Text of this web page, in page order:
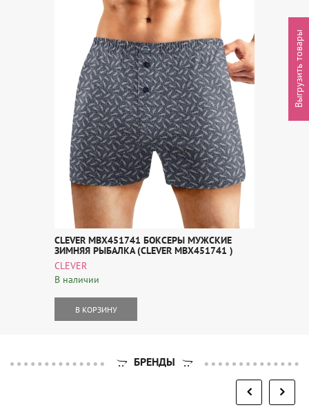
CLEVER MBX451741 БОКСЕРЫ МУЖСКИЕ
ЗИМНЯЯ РЫБАЛКА (CLEVER MBX451741 )
CLEVER
В наличии
В КОРЗИНУ
БРЕНДЫ
Выгрузить товары